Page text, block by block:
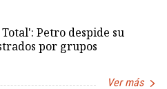
Petro despide su
por grupos
Ver más